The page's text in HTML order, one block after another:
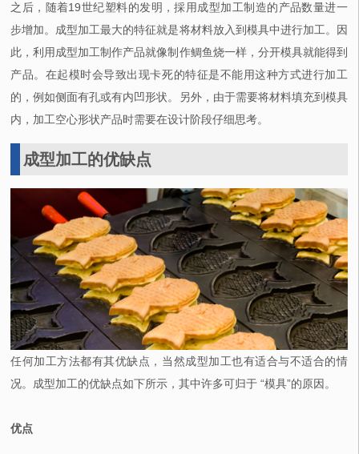
之后，随着19世纪塑料的发明，採用成型加工制造的产品数量进一
步增加。成型加工最大的特征就是将材料放入到模具中进行加工。因
此，利用成型加工制作产品就像制作鲷鱼烧一样，分开模具就能得到
产品。在起模时会导致出现卡死的特征是不能用这种方式进行加工
的，例如侧面有孔或有内凹形状。另外，由于需要将材料填充到模具
内，加工空心形状产品时需要在设计阶段仔细思考。
成型加工的优缺点
任何加工方法都有其优缺点，当然成型加工也有适合与不适合的情
况。成型加工的优缺点如下所示，其中许多可归于 “模具”的原因。
优点